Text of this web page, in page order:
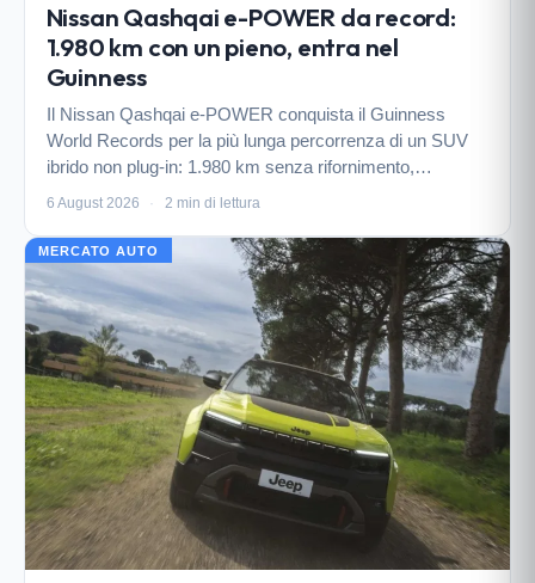
Nissan Qashqai e-POWER da record:
1.980 km con un pieno, entra nel
Guinness
Il Nissan Qashqai e-POWER conquista il Guinness
World Records per la più lunga percorrenza di un SUV
ibrido non plug-in: 1.980 km senza rifornimento,
dimostrando l’efficienza del sistema che unisce la guida
6 August 2026 · 2 min di lettura
MERCATO AUTO